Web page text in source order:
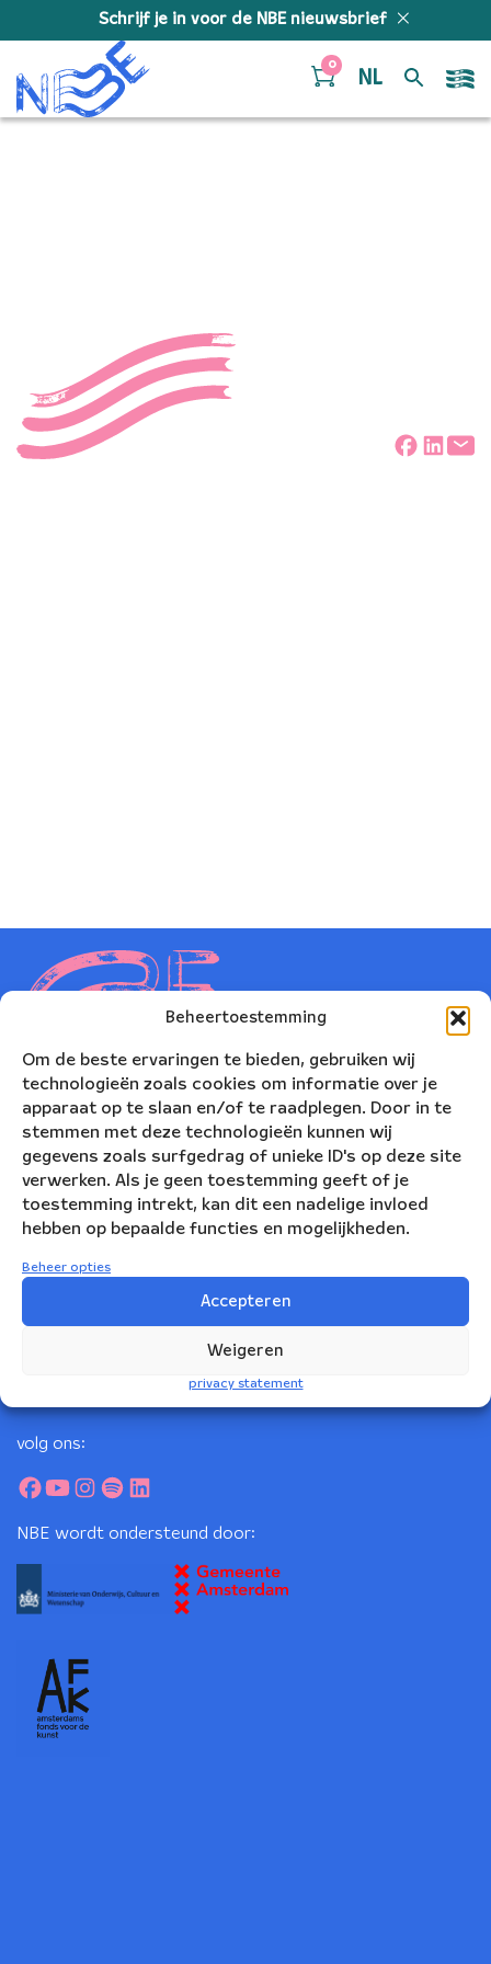
Beheertoestemming
Om de beste ervaringen te bieden, gebruiken wij
technologieën zoals cookies om informatie over je
apparaat op te slaan en/of te raadplegen. Door in te
stemmen met deze technologieën kunnen wij
gegevens zoals surfgedrag of unieke ID's op deze site
verwerken. Als je geen toestemming geeft of je
toestemming intrekt, kan dit een nadelige invloed
hebben op bepaalde functies en mogelijkheden.
Beheer opties
Accepteren
Weigeren
privacy statement
Schrijf je in voor de NBE nieuwsbrief
0
NL
Nederlands Blazers Ensemble
Korte Leidsedwarsstraat 12
volg ons:
NBE wordt ondersteund door: